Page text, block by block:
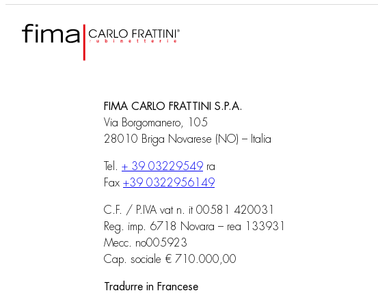
FIMA CARLO FRATTINI S.P.A.
Via Borgomanero, 105
28010 Briga Novarese (NO) – Italia
Tel. + 39 03229549 ra
Fax +39 0322956149
C.F. / P.IVA vat n. it 00581 420031
Reg. imp. 6718 Novara – rea 133931
Mecc. no005923
Cap. sociale € 710.000,00
Tradurre in Francese